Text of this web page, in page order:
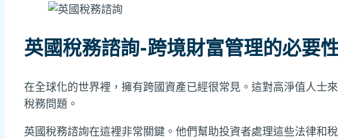
英國稅務諮詢-跨境財富管理的必要
在全球化的世界裡，擁有跨國資產已經很常見。這對高淨值人士
稅務問題。
英國稅務諮詢在這裡非常關鍵。他們幫助投資者處理這些法律和稅